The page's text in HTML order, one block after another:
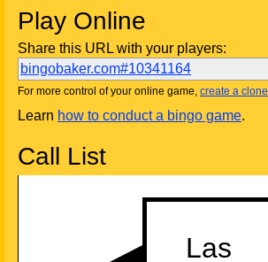
Play Online
Share this URL with your players:
bingobaker.com#10341164
For more control of your online game, create a clone
Learn how to conduct a bingo game.
Call List